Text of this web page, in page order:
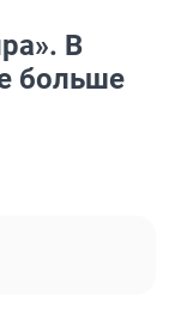
В
больше